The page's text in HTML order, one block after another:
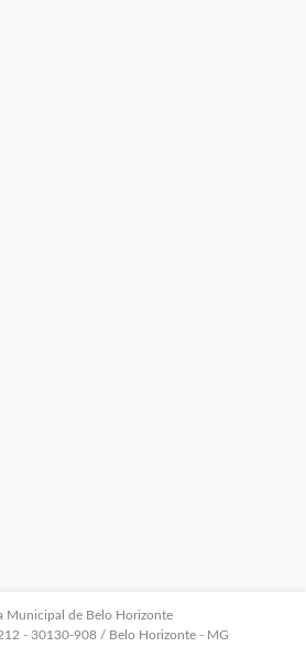
Municipal de Belo Horizonte
- 30130-908 / Belo Horizonte - MG